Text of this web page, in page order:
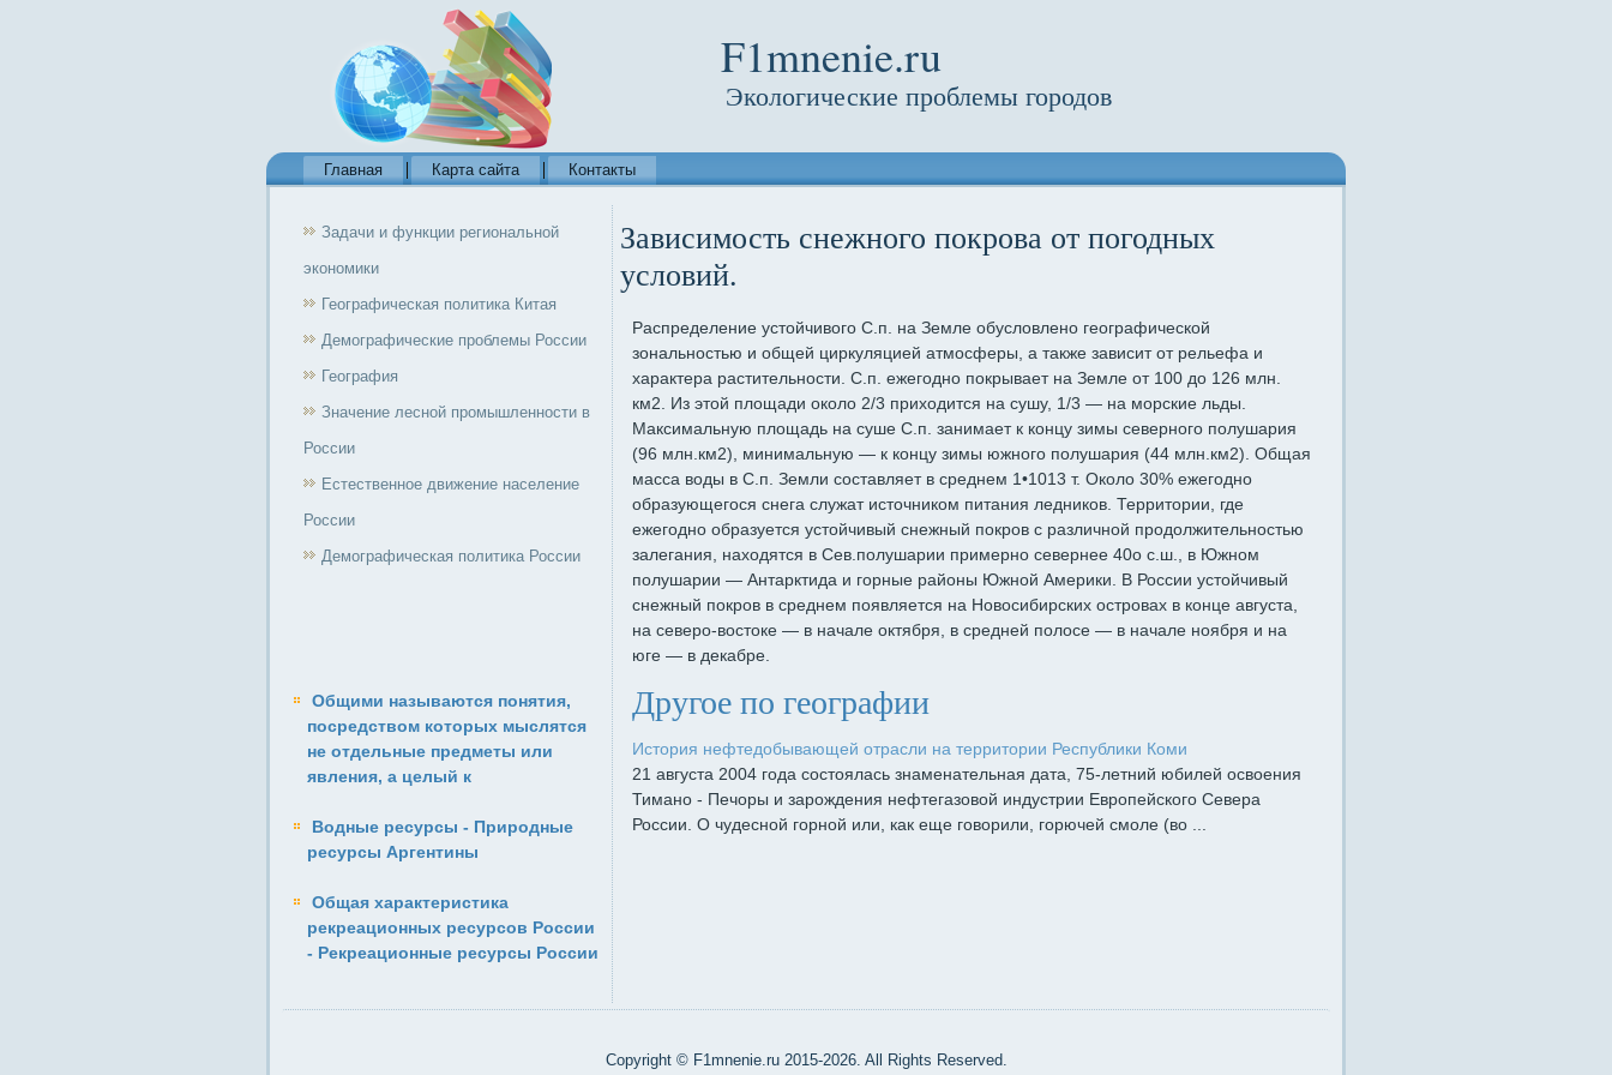
F1mnenie.ru
Экологические проблемы городов
Главная Карта сайта Контакты
Задачи и функции региональной
экономики
Географическая политика Китая
Демографические проблемы России
География
Значение лесной промышленности в
России
Естественное движение население
России
Демографическая политика России
Общими называются понятия,
посредством которых мыслятся
не отдельные предметы или
явления, а целый к
Водные ресурсы - Природные
ресурсы Аргентины
Общая характеристика
рекреационных ресурсов России
- Рекреационные ресурсы России
Зависимость снежного покрова от погодных
условий.
Распределение устойчивого С.п. на Земле обусловлено географической
зональностью и общей циркуляцией атмосферы, а также зависит от рельефа и
характера растительности. С.п. ежегодно покрывает на Земле от 100 до 126 млн.
км2. Из этой площади около 2/3 приходится на сушу, 1/3 — на морские льды.
Максимальную площадь на суше С.п. занимает к концу зимы северного полушария
(96 млн.км2), минимальную — к концу зимы южного полушария (44 млн.км2). Общая
масса воды в С.п. Земли составляет в среднем 1•1013 т. Около 30% ежегодно
образующегося снега служат источником питания ледников. Территории, где
ежегодно образуется устойчивый снежный покров с различной продолжительностью
залегания, находятся в Сев.полушарии примерно севернее 40о с.ш., в Южном
полушарии — Антарктида и горные районы Южной Америки. В России устойчивый
снежный покров в среднем появляется на Новосибирских островах в конце августа,
на северо-востоке — в начале октября, в средней полосе — в начале ноября и на
юге — в декабре.
Другое по географии
История нефтедобывающей отрасли на территории Республики Коми
21 августа 2004 года состоялась знаменательная дата, 75-летний юбилей освоения
Тимано - Печоры и зарождения нефтегазовой индустрии Европейского Севера
России. О чудесной горной или, как еще говорили, горючей смоле (во ...
Copyright © F1mnenie.ru 2015-2026. All Rights Reserved.